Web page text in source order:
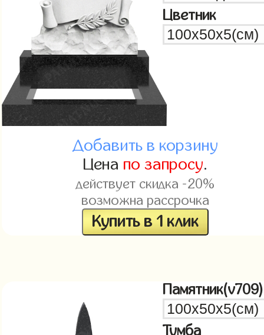
Цветник
Добавить в корзину
Цена по запросу.
действует скидка -20%
возможна рассрочка
Купить в 1 клик
Памятник(v709)
Тумба